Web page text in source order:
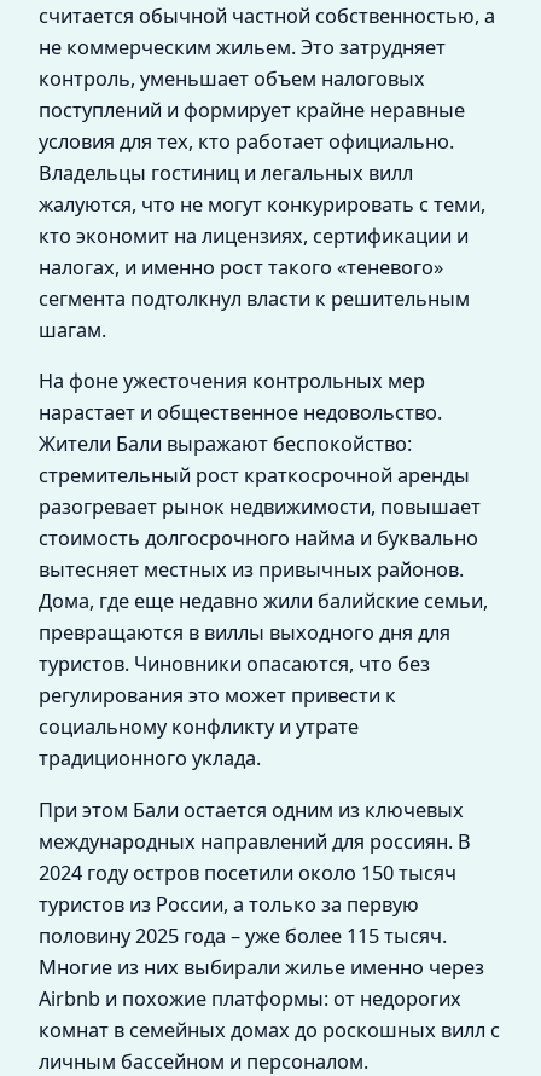
считается обычной частной собственностью, а
не коммерческим жильем. Это затрудняет
контроль, уменьшает объем налоговых
поступлений и формирует крайне неравные
условия для тех, кто работает официально.
Владельцы гостиниц и легальных вилл
жалуются, что не могут конкурировать с теми,
кто экономит на лицензиях, сертификации и
налогах, и именно рост такого «теневого»
сегмента подтолкнул власти к решительным
шагам.
На фоне ужесточения контрольных мер
нарастает и общественное недовольство.
Жители Бали выражают беспокойство:
стремительный рост краткосрочной аренды
разогревает рынок недвижимости, повышает
стоимость долгосрочного найма и буквально
вытесняет местных из привычных районов.
Дома, где еще недавно жили балийские семьи,
превращаются в виллы выходного дня для
туристов. Чиновники опасаются, что без
регулирования это может привести к
социальному конфликту и утрате
традиционного уклада.
При этом Бали остается одним из ключевых
международных направлений для россиян. В
2024 году остров посетили около 150 тысяч
туристов из России, а только за первую
половину 2025 года – уже более 115 тысяч.
Многие из них выбирали жилье именно через
Airbnb и похожие платформы: от недорогих
комнат в семейных домах до роскошных вилл с
личным бассейном и персоналом.